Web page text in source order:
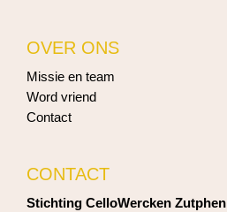
OVER ONS
Missie en team
Word vriend
Contact
CONTACT
Stichting CelloWercken Zutphen